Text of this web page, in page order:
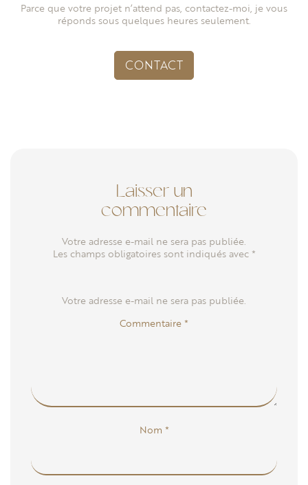
Parce que votre projet n’attend pas, contactez-moi, je vous
réponds sous quelques heures seulement.
CONTACT
Laisser un
commentaire
Votre adresse e-mail ne sera pas publiée.
Les champs obligatoires sont indiqués avec *
Votre adresse e-mail ne sera pas publiée.
Commentaire*
Nom *